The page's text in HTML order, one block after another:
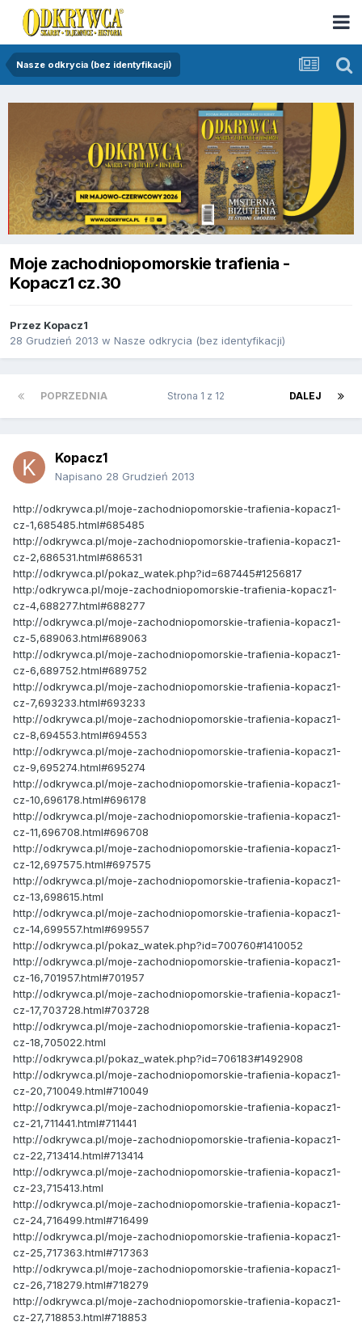
Nasze odkrycia (bez identyfikacji)
Moje zachodniopomorskie trafienia -
Kopacz1 cz.30
Przez Kopacz1
28 Grudzień 2013 w Nasze odkrycia (bez identyfikacji)
POPRZEDNIA DALEJ
Strona 1 z 12
Kopacz1
Napisano 28 Grudzień 2013
http://odkrywca.pl/moje-zachodniopomorskie-trafienia-kopacz1-
cz-1,685485.html#685485
http://odkrywca.pl/moje-zachodniopomorskie-trafienia-kopacz1-
cz-2,686531.html#686531
http://odkrywca.pl/pokaz_watek.php?id=687445#1256817
http:/odkrywca.pl/moje-zachodniopomorskie-trafienia-kopacz1-
cz-4,688277.html#688277
http://odkrywca.pl/moje-zachodniopomorskie-trafienia-kopacz1-
cz-5,689063.html#689063
http://odkrywca.pl/moje-zachodniopomorskie-trafienia-kopacz1-
cz-6,689752.html#689752
http://odkrywca.pl/moje-zachodniopomorskie-trafienia-kopacz1-
cz-7,693233.html#693233
http://odkrywca.pl/moje-zachodniopomorskie-trafienia-kopacz1-
cz-8,694553.html#694553
http://odkrywca.pl/moje-zachodniopomorskie-trafienia-kopacz1-
cz-9,695274.html#695274
http://odkrywca.pl/moje-zachodniopomorskie-trafienia-kopacz1-
cz-10,696178.html#696178
http://odkrywca.pl/moje-zachodniopomorskie-trafienia-kopacz1-
cz-11,696708.html#696708
http://odkrywca.pl/moje-zachodniopomorskie-trafienia-kopacz1-
cz-12,697575.html#697575
http://odkrywca.pl/moje-zachodniopomorskie-trafienia-kopacz1-
cz-13,698615.html
http://odkrywca.pl/moje-zachodniopomorskie-trafienia-kopacz1-
cz-14,699557.html#699557
http://odkrywca.pl/pokaz_watek.php?id=700760#1410052
http://odkrywca.pl/moje-zachodniopomorskie-trafienia-kopacz1-
cz-16,701957.html#701957
http://odkrywca.pl/moje-zachodniopomorskie-trafienia-kopacz1-
cz-17,703728.html#703728
http://odkrywca.pl/moje-zachodniopomorskie-trafienia-kopacz1-
cz-18,705022.html
http://odkrywca.pl/pokaz_watek.php?id=706183#1492908
http://odkrywca.pl/moje-zachodniopomorskie-trafienia-kopacz1-
cz-20,710049.html#710049
http://odkrywca.pl/moje-zachodniopomorskie-trafienia-kopacz1-
cz-21,711441.html#711441
http://odkrywca.pl/moje-zachodniopomorskie-trafienia-kopacz1-
cz-22,713414.html#713414
http://odkrywca.pl/moje-zachodniopomorskie-trafienia-kopacz1-
cz-23,715413.html
http://odkrywca.pl/moje-zachodniopomorskie-trafienia-kopacz1-
cz-24,716499.html#716499
http://odkrywca.pl/moje-zachodniopomorskie-trafienia-kopacz1-
cz-25,717363.html#717363
http://odkrywca.pl/moje-zachodniopomorskie-trafienia-kopacz1-
cz-26,718279.html#718279
http://odkrywca.pl/moje-zachodniopomorskie-trafienia-kopacz1-
cz-27,718853.html#718853